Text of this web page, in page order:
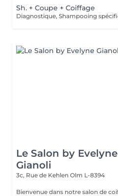
Sh. + Coupe + Coiffage
Le Salon by Evelyne
Gianoli
3c, Rue de Kehlen Olm L-8394
Bienvenue dans notre salon de coiffure situé au coeur de la